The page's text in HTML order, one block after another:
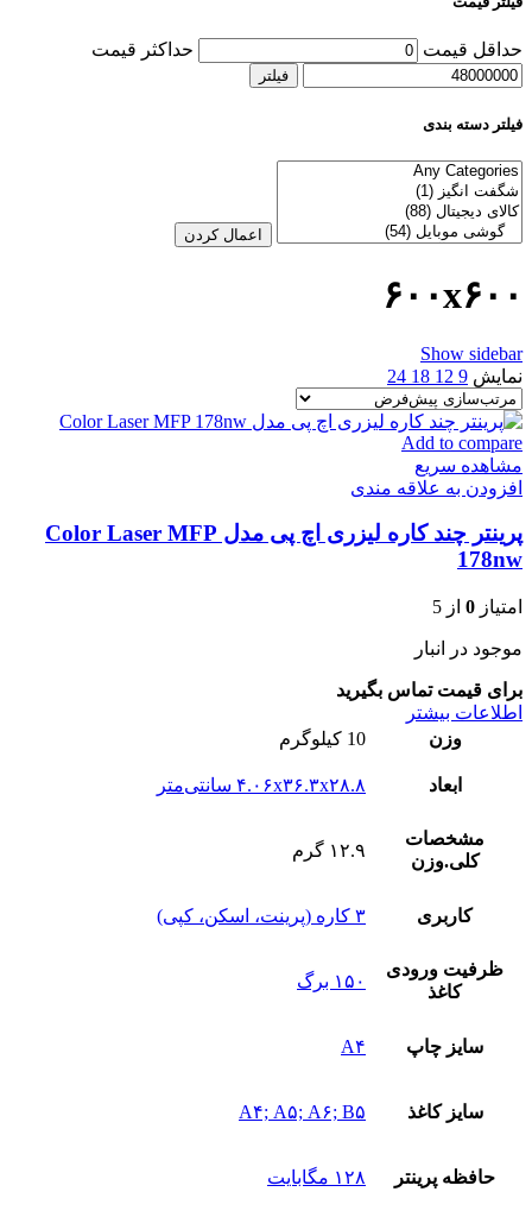
حداقل قیمت حداکثر قیمت
فیلتر
فیلتر دسته بندی
اعمال کردن
۶۰۰x۶۰۰
Show sidebar
نمایش 9
12
18
24
Add to compare
مشاهده سریع
افزودن به علاقه مندی
پرینتر چند کاره لیزری اچ‌ پی مدل Color Laser MFP
178nw
امتیاز 0 از 5
موجود در انبار
برای قیمت تماس بگیرید
اطلاعات بیشتر
وزن
10 کیلوگرم
ابعاد ۴.۰۶x۳۶.۳x۲۸.۸ سانتی‌متر
مشخصات
کلی.وزن
۱۲.۹ گرم
کاربری ۳ کاره (پرینت، اسکن، کپی)
ظرفیت ورودی
کاغذ
۱۵۰ برگ
سایز چاپ A۴
سایز کاغذ A۴; A۵; A۶; B۵
حافظه پرینتر ۱۲۸ مگابایت